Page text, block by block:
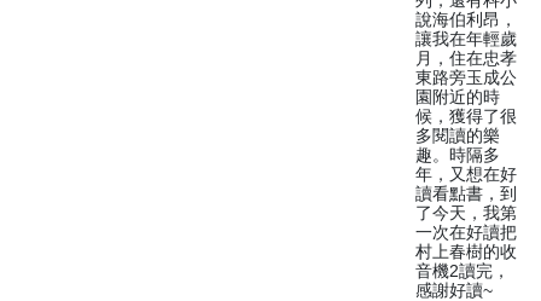
說海伯利昂，
讓我在年輕歲
月，住在忠孝
東路旁玉成公
園附近的時
候，獲得了很
多閱讀的樂
趣。時隔多
年，又想在好
讀看點書，到
了今天，我第
一次在好讀把
村上春樹的收
音機2讀完，
感謝好讀~